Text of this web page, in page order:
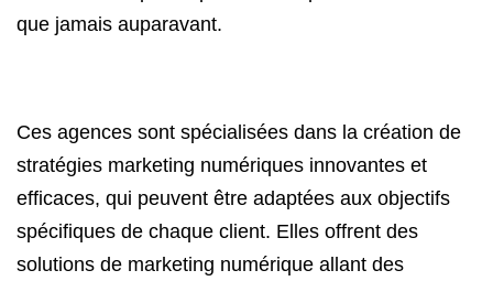
que jamais auparavant.
Ces agences sont spécialisées dans la création de
stratégies marketing numériques innovantes et
efficaces, qui peuvent être adaptées aux objectifs
spécifiques de chaque client. Elles offrent des
solutions de marketing numérique allant des